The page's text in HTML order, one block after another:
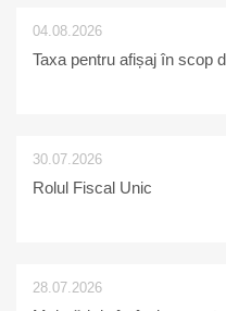
04.08.2026
Taxa pentru afișaj în scop
30.07.2026
Rolul Fiscal Unic
28.07.2026